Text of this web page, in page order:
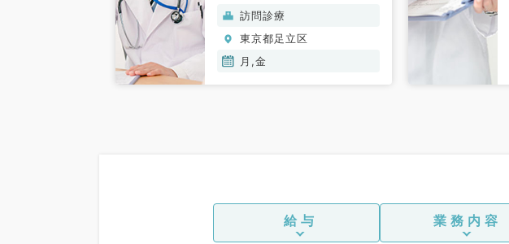
訪問診療
東京都足立区
月,金
給与 業務内容